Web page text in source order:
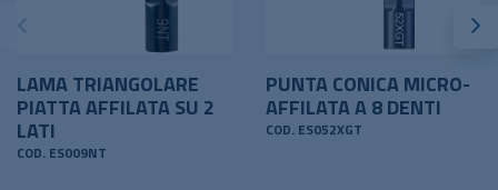
LAMA TRIANGOLARE
PIATTA AFFILATA SU 2
LATI
COD. ES009NT
PUNTA CONICA MICRO-
AFFILATA A 8 DENTI
COD. ES052XGT